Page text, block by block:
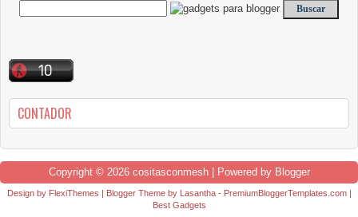
CONTADOR
Copyright © 2026 cositasconmesh| Powered by Blogger
Design by FlexiThemes | Blogger Theme by Lasantha- PremiumBloggerTemplates.com|
Best Gadgets